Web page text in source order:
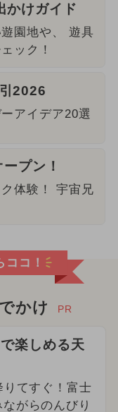
かけガイド
園地や、 遊具
ック！
2026
アイデア20選
プン！
体験！ 宇宙兄
コ！
かけ PR
楽しめる天
てすぐ！富士
がらのんびり